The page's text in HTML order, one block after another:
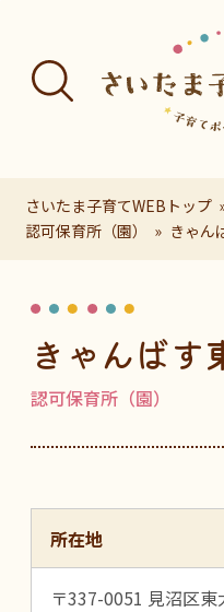
さいたま子育てWEBトップ
認可保育所（園）
きゃん
きゃんばす
認可保育所（園）
所在地
〒337-0051 見沼区